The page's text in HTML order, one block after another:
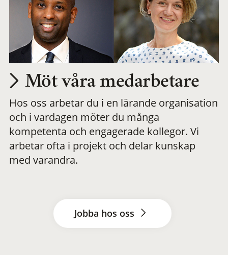
Möt våra medarbetare
Hos oss arbetar du i en lärande organisation
och i vardagen möter du många
kompetenta och engagerade kollegor. Vi
arbetar ofta i projekt och delar kunskap
med varandra.
Jobba hos oss